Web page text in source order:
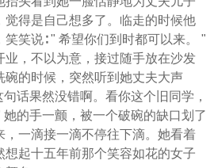
觉得是自己想多了。临走的时候他
笑说∶ " 希望你们到时都可以来。 "
业，不以为意，接过随手放在沙发
碗的时候，突然听到她丈夫大声
话果然没错啊。看你这个旧同学，
的手一颤，被一个破碗的缺口划了
，一滴接一滴不停往下滴。她看着
想起十五年前那个笑容如花的女子